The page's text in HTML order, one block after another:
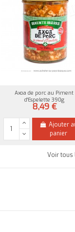
Axoa de porc au Piment
d'Espelette 390g
8,49 €
Ajouter
panier
Voir tous